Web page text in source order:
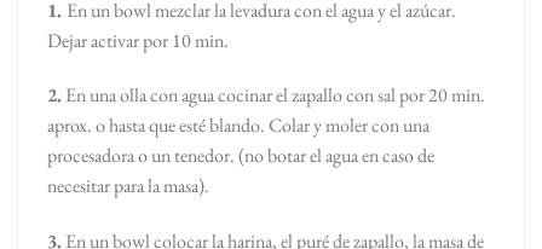
1. En un bowl mezclar la levadura con el agua y el azúcar.
Dejar activar por 10 min.
2.En una olla con agua cocinar el zapallo con sal por 20 min.
aprox. o hasta que esté blando. Colar y moler con una
procesadora o un tenedor. (no botar el agua en caso de
necesitar para la masa).
3.En un bowl colocar la harina, el puré de zapallo, la masa de